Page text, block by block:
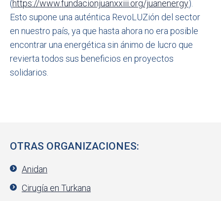
(https://www.fundacionjuanxxiii.org/juanenergy).
Esto supone una auténtica RevoLUZión del sector
en nuestro país, ya que hasta ahora no era posible
encontrar una energética sin ánimo de lucro que
revierta todos sus beneficios en proyectos
solidarios.
OTRAS ORGANIZACIONES:
Anidan
Cirugía en Turkana